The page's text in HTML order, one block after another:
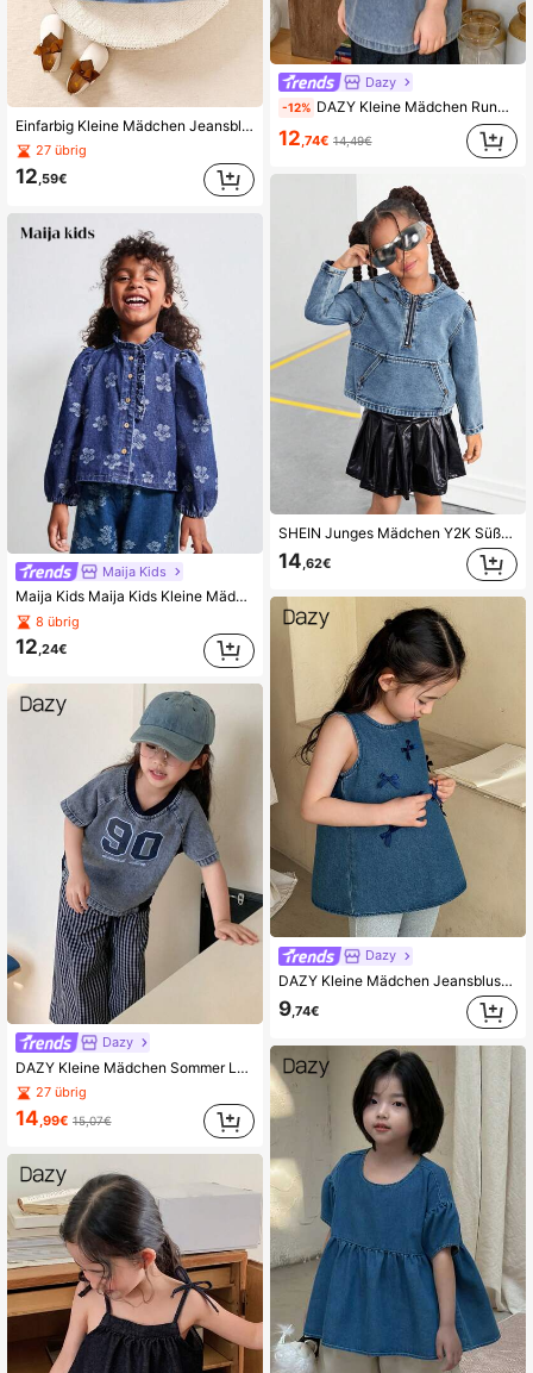
Einfarbig Kleine Mädchen Jeansbluse mit Rüschenkragen und Langarm
27 übrig
12,59€
Maija Kids
Maija Kids Maija Kids Kleine Mädchen Mode Puffärmel Rüschensaum Langarm Lässig Denim-Hemd
8 übrig
12,24€
Dazy
DAZY Kleine Mädchen Sommer Lässig bedruckter Farbblock Jeans Kurzarm Bluse
27 übrig
14 ,99€ 15,07€
Dazy
-12% DAZY Kleine Mädchen Rundhals Kontrast Farbige Koreanischer Stil Verwaschen Denim Kurzarm Top Sommer
12 ,74€ 14,49€
SHEIN Junges Mädchen Y2K Süßes Kleinkind Blaues Denim Kapuzen-Halbreißverschluss Langarm-Top
14,62€
Dazy
DAZY Kleine Mädchen Jeansbluse mit Schleifen-Dekor, Herbstkleidung
9,74€